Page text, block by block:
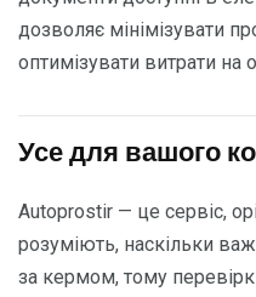
дозволяє мінімізувати
оптимізувати витрати на
Усе для вашого
Autoprostir — це сервіс,
розуміють, наскільки
за кермом, тому